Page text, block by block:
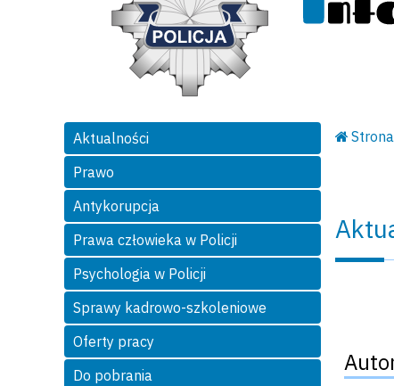
Aktualności
Prawo
Antykorupcja
Prawa człowieka w Policji
Psychologia w Policji
Sprawy kadrowo-szkoleniowe
Oferty pracy
Do pobrania